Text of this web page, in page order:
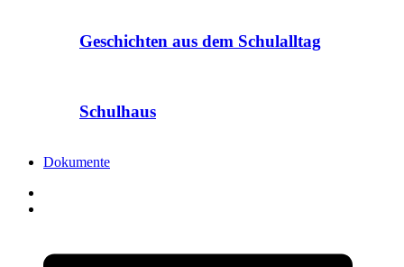
Geschichten aus dem Schulalltag
Schulhaus
Dokumente